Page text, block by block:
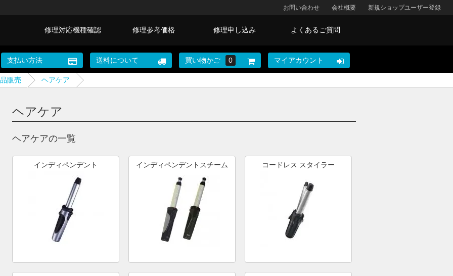
新規ショップユーザー登録
会社概要
お問い合わせ
修理対応機種確認 修理参考価格 修理申し込み よくあるご質問
支払い方法 送料について 買い物かご 0 マイアカウント
販売 ヘアケア
ヘアケア
ヘアケアの一覧
インディペンデント インディペンデントスチーム コードレス スタイラー